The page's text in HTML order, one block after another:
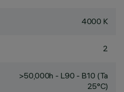
4000 K
2
>50,000h - L90 - B10 (Ta
25°C)